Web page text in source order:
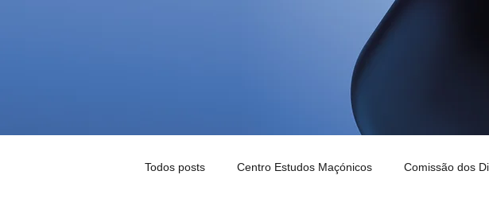
Todos posts Centro Estudos Maçónicos Comissão dos